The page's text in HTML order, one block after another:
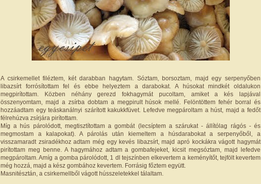
A csirkemellet filéztem, két darabban hagytam. Sóztam, borsoztam, majd egy serpenyőben
libazsírt forrósítottam fel és ebbe helyeztem a darabokat. A húsokat mindkét oldalukon
megpirítottam. Közben néhány gerezd fokhagymát pucoltam, amiket a kés lapjával
összenyomtam, majd a zsírba dobtam a megpirult húsok mellé. Felöntöttem fehér borral és
hozzáadtam egy teáskanálnyi szárított kakukkfüvet. Lefedve megpároltam a húst, majd a fedőt
félrehúzva zsírjára pirítottam.
Míg a hús párolódott, megtisztítottam a gombát (lecsíptem a szárukat - állítólag rágós - és
megmostam a kalapokat). A párolás után kiemeltem a húsdarabokat a serpenyőből, a
visszamaradt zsiradékhoz adtam még egy kevés libazsírt, majd apró kockákra vágott hagymát
pirítottam meg benne. A hagymához adtam a gombafejeket, kicsit megsóztam, majd lefedve
megpároltam. Amíg a gomba párolódott, 1 dl tejszínben elkevertem a keményítőt, tejfölt kevertem
még hozzá, majd a kész gombához kevertem. Forrásig főztem együtt.
Masnitésztán, a csirkemellből vágott hússzeletekkel tálaltam.